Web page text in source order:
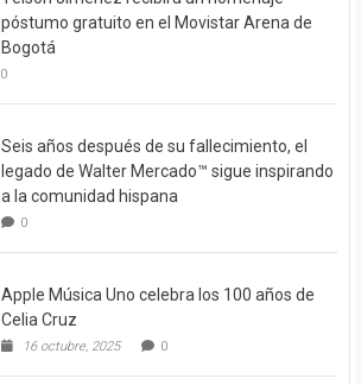
póstumo gratuito en el Movistar Arena de
Bogotá
0
Seis años después de su fallecimiento, el
legado de Walter Mercado™ sigue inspirando
a la comunidad hispana
0
Apple Música Uno celebra los 100 años de
Celia Cruz
16 octubre, 2025 0